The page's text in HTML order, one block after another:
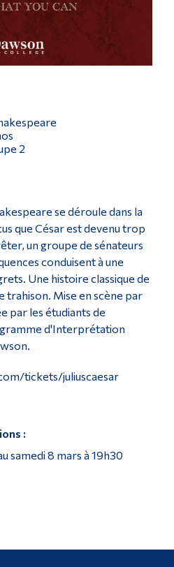
2
se déroule dans la
que César est devenu trop
un groupe de sénateurs
conduisent à une
Une histoire classique de
trahison. Mise en scène par
par les étudiants de
d'Interprétation
tickets/juliuscaesar
:
samedi 8 mars à 19h30
Corps enseignant et
personnel administratif
Diplômé·es et visiteur·euses